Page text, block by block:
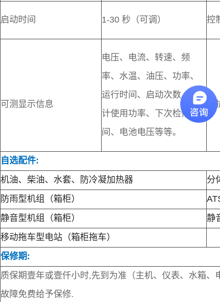
启动时间 1-30 秒（可调） 控
可测显示信息
电压、电流、转速、频
率、水温、油压、功率、
运行时间、启动次数、累
计使用功率、下次检修时
间、电池电压等等。
自选配件:
机油、柴油、水套、防冷凝加热器
分
防雨型机组（箱柜）
静音型机组（箱柜）
静
移动拖车型电站（箱柜拖车）
保修期:
质保期壹年或壹仟小时,先到为准（主机、仪表、水箱
故障免费给予保修.